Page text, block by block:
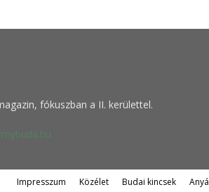
fókuszban a II. kerülettel.
Impresszum Közélet Budai kincsek